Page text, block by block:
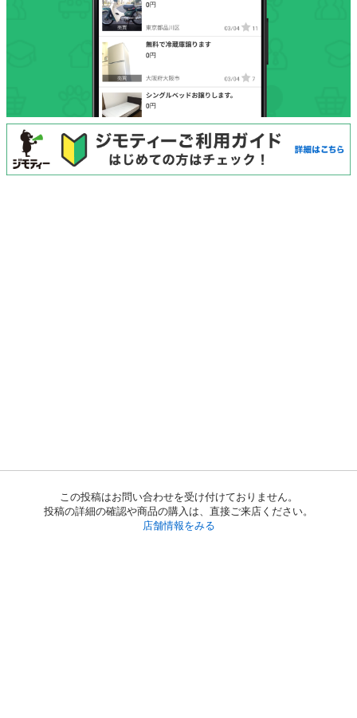
この投稿はお問い合わせを受け付けておりません。
投稿の詳細の確認や商品の購入は、直接ご来店ください。
店舗情報をみる